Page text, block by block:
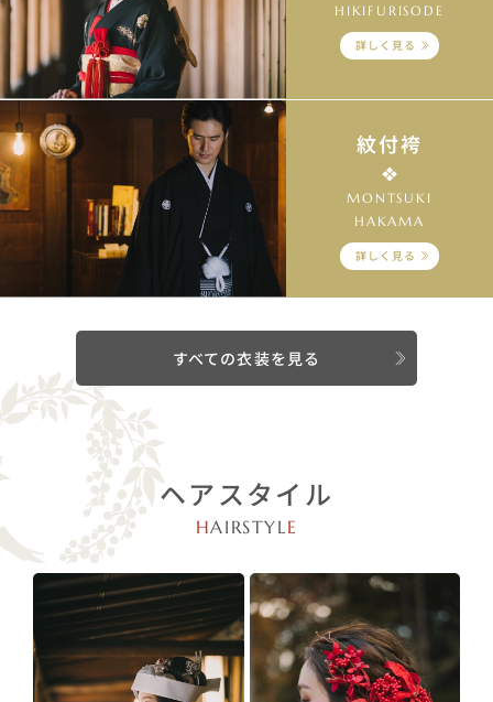
HIKIFURISODE
詳しく見る
紋付袴
MONTSUKI
HAKAMA
詳しく見る
すべての衣装を見る
ヘアスタイル
HAIRSTYLE